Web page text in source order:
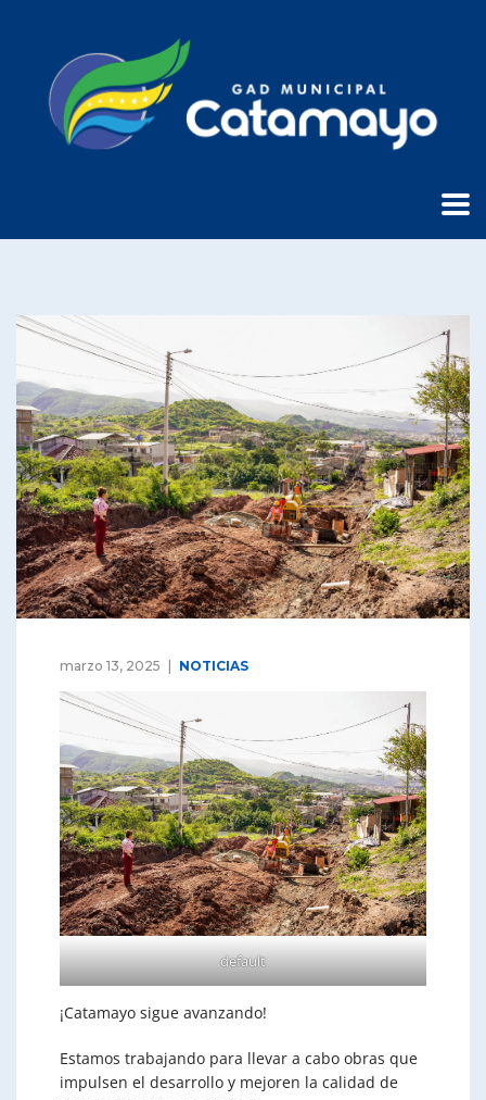
marzo 13, 2025 NOTICIAS
default
¡Catamayo sigue avanzando!
Estamos trabajando para llevar a cabo obras que
impulsen el desarrollo y mejoren la calidad de